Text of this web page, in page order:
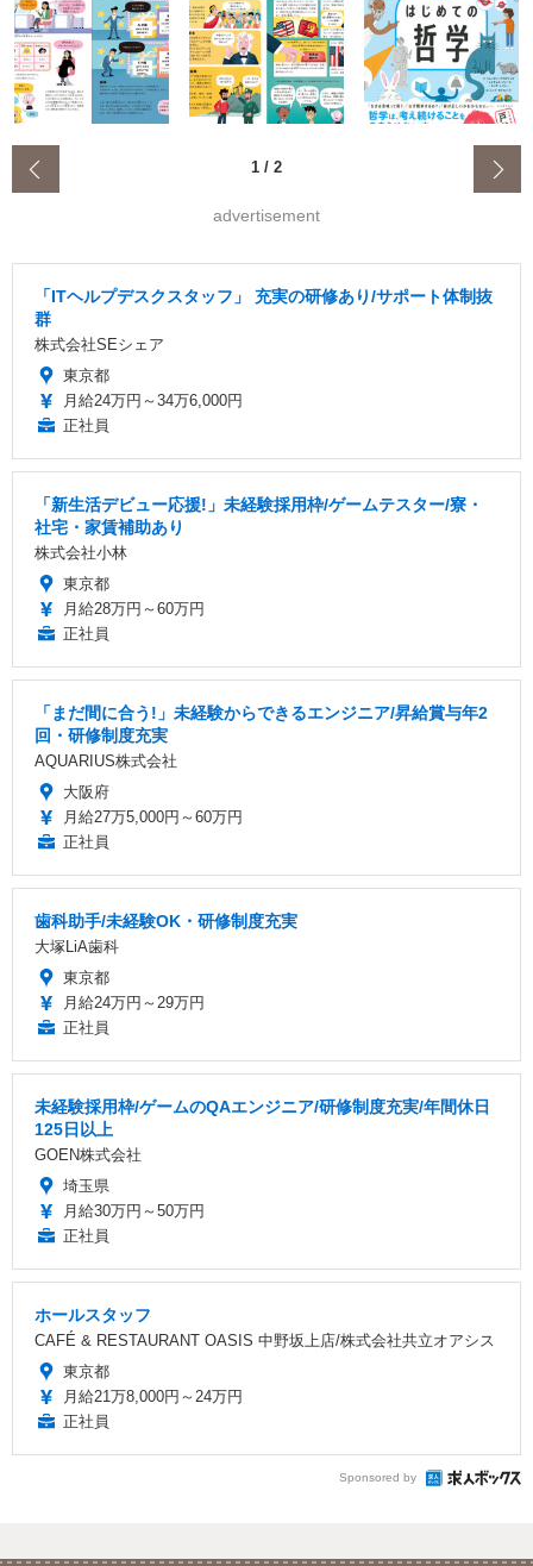
1 / 2
advertisement
「ITヘルプデスクスタッフ」 充実の研修あり/サポート体制抜
群
株式会社SEシェア
東京都
月給24万円～34万6,000円
正社員
「新生活デビュー応援!」未経験採用枠/ゲームテスター/寮・
社宅・家賃補助あり
株式会社小林
東京都
月給28万円～60万円
正社員
「まだ間に合う!」未経験からできるエンジニア/昇給賞与年2
回・研修制度充実
AQUARIUS株式会社
大阪府
月給27万5,000円～60万円
正社員
歯科助手/未経験OK・研修制度充実
大塚LiA歯科
東京都
月給24万円～29万円
正社員
未経験採用枠/ゲームのQAエンジニア/研修制度充実/年間休日
125日以上
GOEN株式会社
埼玉県
月給30万円～50万円
正社員
ホールスタッフ
CAFÉ & RESTAURANT OASIS 中野坂上店/株式会社共立オアシス
東京都
月給21万8,000円～24万円
正社員
Sponsored by